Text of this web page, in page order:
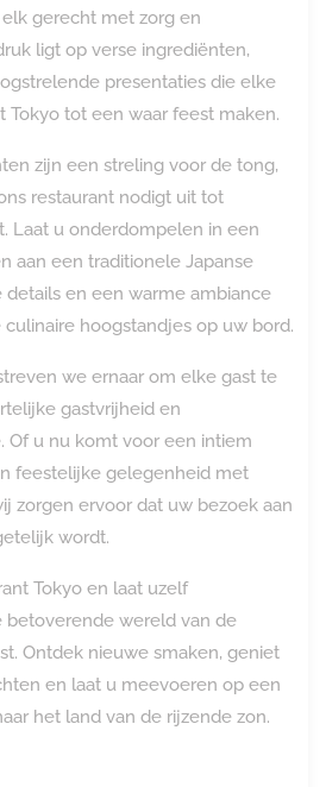
gerecht met zorg en
ligt op verse ingrediënten,
presentaties die elke
Tokyo tot een waar feest maken.
zijn een streling voor de tong,
restaurant nodigt uit tot
Laat u onderdompelen in een
aan een traditionele Japanse
en een warme ambiance
hoogstandjes op uw bord.
we ernaar om elke gast te
gastvrijheid en
Of u nu komt voor een intiem
feestelijke gelegenheid met
zorgen ervoor dat uw bezoek aan
wordt.
Tokyo en laat uzelf
wereld van de
Ontdek nieuwe smaken, geniet
en laat u meevoeren op een
het land van de rijzende zon.